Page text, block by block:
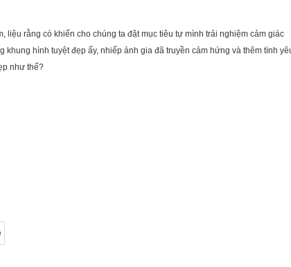
rằng có khiến cho chúng ta đặt mục tiêu tự mình trải nghiệm cảm giác
hình tuyệt đẹp ấy, nhiếp ảnh gia đã truyền cảm hứng và thêm tình
như thế?